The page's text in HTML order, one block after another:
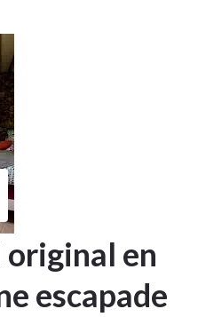
en
escapade